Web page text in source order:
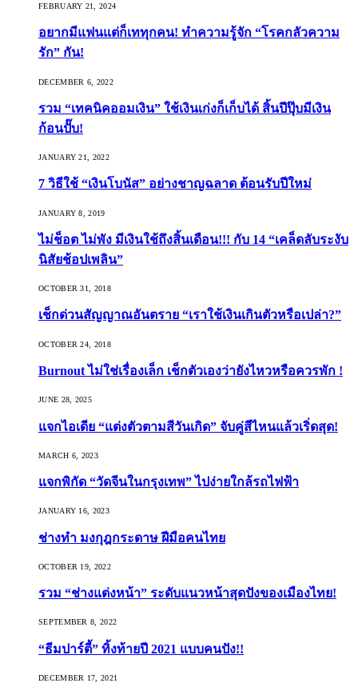
FEBRUARY 21, 2024
อยากมีแฟนแต่ก็เททุกคน! ทำความรู้จัก “โรคกลัวความ
รัก” กัน!
DECEMBER 6, 2022
รวม “เทคนิคออมเงิน” ใช้เงินเก่งก็เก็บได้ สิ้นปีปุ๊บมีเงิน
ก้อนปั๊บ!
JANUARY 21, 2022
7 วิธีใช้ “เงินโบนัส” อย่างชาญฉลาด ต้อนรับปีใหม่
JANUARY 8, 2019
ไม่ช็อต ไม่พัง มีเงินใช้ถึงสิ้นเดือน!!! กับ 14 “เคล็ดลับระงับ
นิสัยช้อปเพลิน”
OCTOBER 31, 2018
เช็กด่วนสัญญาณอันตราย “เราใช้เงินเกินตัวหรือเปล่า?”
OCTOBER 24, 2018
Burnout ไม่ใช่เรื่องเล็ก เช็กตัวเองว่ายังไหวหรือควรพัก !
JUNE 28, 2025
แจกไอเดีย “แต่งตัวตามสีวันเกิด” จับคู่สีไหนแล้วเริ่ดสุด!
MARCH 6, 2023
แจกพิกัด “วัดจีนในกรุงเทพ” ไปง่ายใกล้รถไฟฟ้า
JANUARY 16, 2023
ช่างทำ มงกุฎกระดาษ ฝีมือคนไทย
OCTOBER 19, 2022
รวม “ช่างแต่งหน้า” ระดับแนวหน้าสุดปังของเมืองไทย!
SEPTEMBER 8, 2022
“ธีมปาร์ตี้” ทิ้งท้ายปี 2021 แบบคนปัง!!
DECEMBER 17, 2021